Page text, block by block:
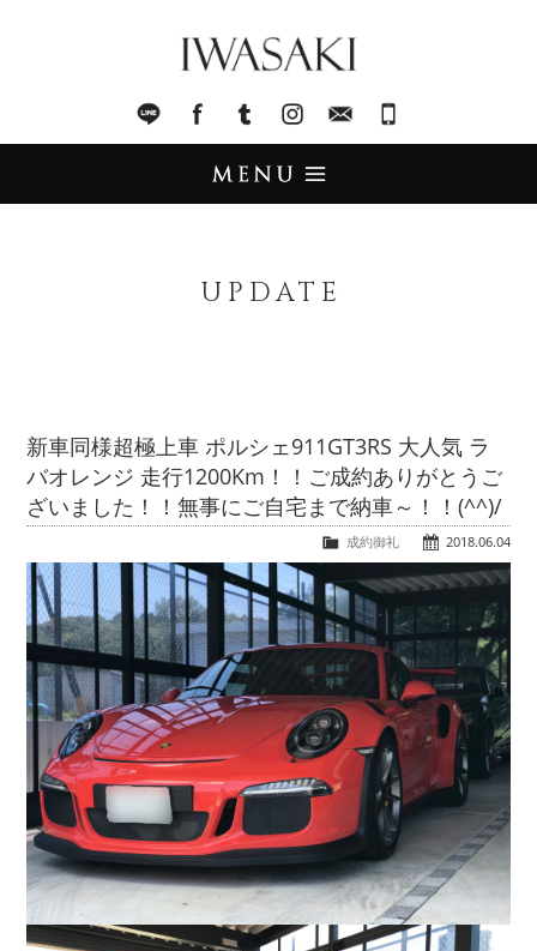
LINE facebook Tumblr InstagramMail
TRADE
買取査定
COMPANY
会社概要
UPDATE
新車同様超極上車 ポルシェ911GT3RS 大人気 ラ
バオレンジ 走行1200Km！！ご成約ありがとうご
ざいました！！無事にご自宅まで納車～！！(^^)/
2018.06.04
成約御礼